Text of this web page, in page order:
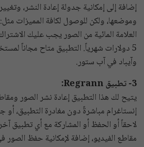
إضافة إلى إمكانية جدولة إعادة النشر،
وموضعها، ولكن للوصول لكافة المميزات مثل:
العلامة المائية من الصور يجب عليك
5 دولارات شهرياً. التطبيق متاح مجاناً
وآيباد في آب ستور.
3- تطبيق Regrann:
يتيح لك هذا التطبيق إعادة نشر الصور
إنستاغرام مباشرةً دون مغادرة التطبيق، أو
لاحقاً أو الحفظ أو المشاركة مع أي تطبيق
مقاطع الفيديو، إضافة لإمكانية حفظ الصور